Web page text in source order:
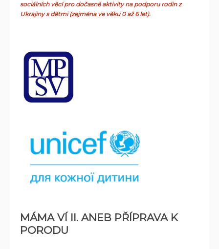
sociálních věcí pro dočasné aktivity na podporu rodin z
Ukrajiny s dětmi (zejména ve věku 0 až 6 let).
MÁMA VÍ II. ANEB PŘÍPRAVA K
PORODU